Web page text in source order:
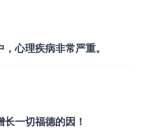
心理疾病非常严重。
一切福德的因！